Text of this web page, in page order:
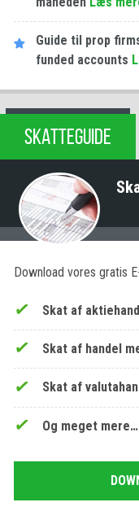
Guide til prop
funded accounts
SKATTEGUIDE
Download vores gratis
Skat af
Skat af handel
Skat af
Og meget mere…